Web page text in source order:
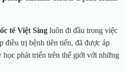
tế Việt Sing luôn đi đầu trong việc
điều trị bệnh tiên tiến, đã được áp
học phát triển trên thế giới với những